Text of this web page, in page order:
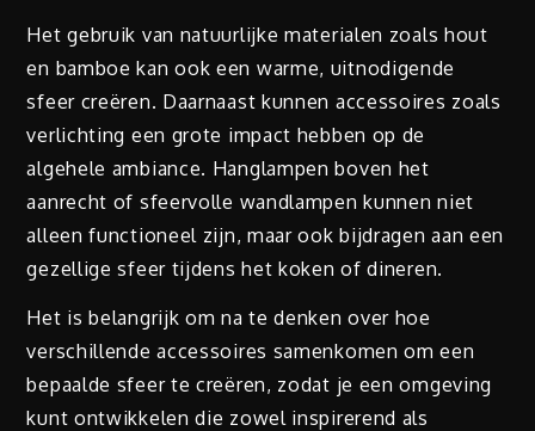
Het gebruik van natuurlijke materialen zoals hout
en bamboe kan ook een warme, uitnodigende
sfeer creëren. Daarnaast kunnen accessoires zoals
verlichting een grote impact hebben op de
algehele ambiance. Hanglampen boven het
aanrecht of sfeervolle wandlampen kunnen niet
alleen functioneel zijn, maar ook bijdragen aan een
gezellige sfeer tijdens het koken of dineren.
Het is belangrijk om na te denken over hoe
verschillende accessoires samenkomen om een
bepaalde sfeer te creëren, zodat je een omgeving
kunt ontwikkelen die zowel inspirerend als